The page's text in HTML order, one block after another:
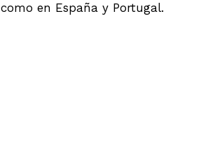
en España y Portugal.